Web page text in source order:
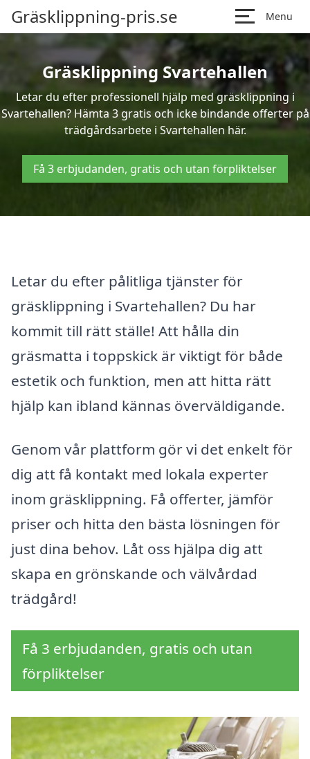
Gräsklippning-pris.se Menu
Gräsklippning Svartehallen
Letar du efter professionell hjälp med gräsklippning i
Svartehallen? Hämta 3 gratis och icke bindande offerter på
trädgårdsarbete i Svartehallen här.
Få 3 erbjudanden, gratis och utan förpliktelser
Letar du efter pålitliga tjänster för
gräsklippning i Svartehallen? Du har
kommit till rätt ställe! Att hålla din
gräsmatta i toppskick är viktigt för både
estetik och funktion, men att hitta rätt
hjälp kan ibland kännas överväldigande.
Genom vår plattform gör vi det enkelt för
dig att få kontakt med lokala experter
inom gräsklippning. Få offerter, jämför
priser och hitta den bästa lösningen för
just dina behov. Låt oss hjälpa dig att
skapa en grönskande och välvårdad
trädgård!
Få 3 erbjudanden, gratis och utan
förpliktelser